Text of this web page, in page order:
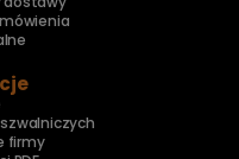
firmy